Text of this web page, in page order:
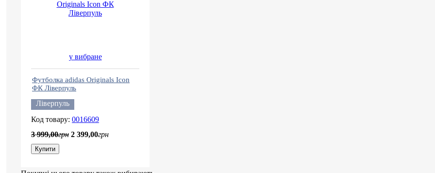
у вибране
Футболка adidas Originals Icon
ФК Ліверпуль
Ліверпуль
0016609
3 999,00грн 2 399,00грн
Купити